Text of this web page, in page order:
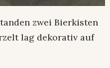
zwei Bierkisten
lag dekorativ auf